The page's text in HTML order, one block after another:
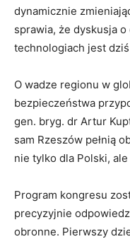
dynamicznie
sprawia, że dyskusja
technologiach jest
O wadze regionu w
bezpieczeństwa
gen. bryg. dr Artur
sam Rzeszów pełnią
nie tylko dla Polski,
Program kongresu
precyzyjnie
obronne. Pierwszy